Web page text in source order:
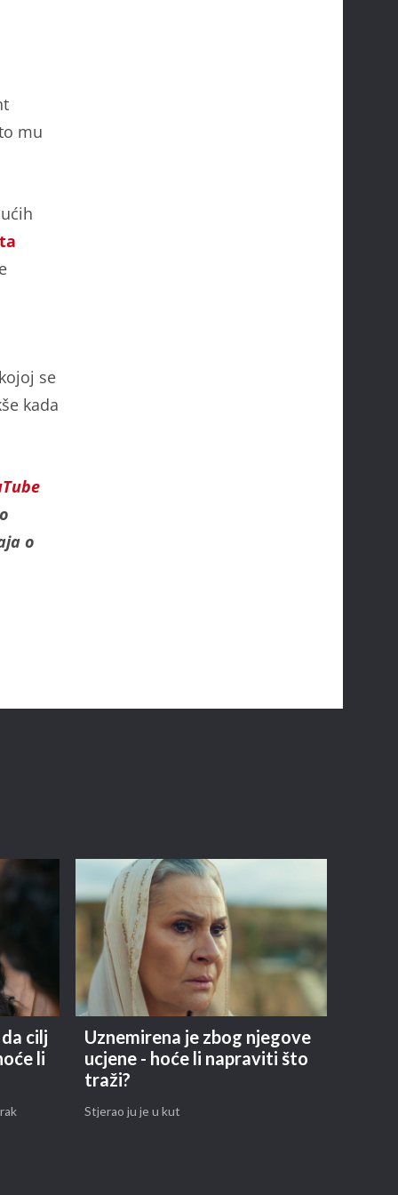
mu
se
kada
o
cilj
li
Uznemirena je zbog njegove
ucjene - hoće li napraviti što
traži?
Stjerao ju je u kut